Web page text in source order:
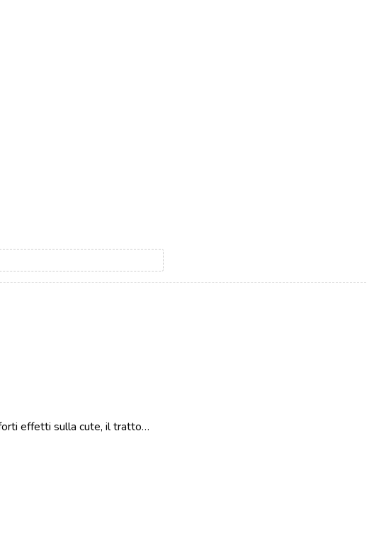
effetti sulla cute, il tratto…